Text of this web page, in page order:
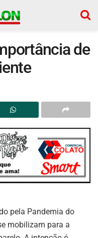
de
pela Pandemia do
mobilizam para a